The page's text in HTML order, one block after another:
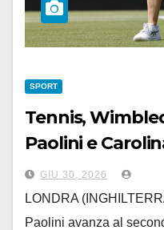
SPORT
Tennis,
Paolini e
turno
GIU 30, 2026
LONDRA
Paolini avanza al